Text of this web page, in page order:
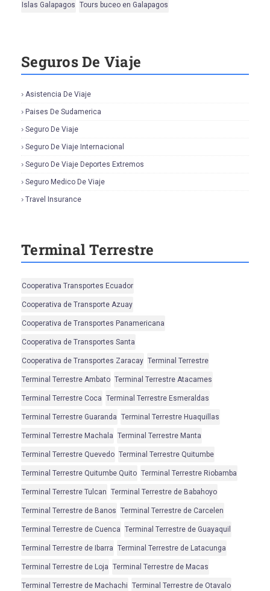
Islas Galapagos Tours buceo en Galapagos
Seguros De Viaje
Asistencia De Viaje
Paises De Sudamerica
Seguro De Viaje
Seguro De Viaje Internacional
Seguro De Viaje Deportes Extremos
Seguro Medico De Viaje
Travel Insurance
Terminal Terrestre
Cooperativa Transportes Ecuador
Cooperativa de Transporte Azuay
Cooperativa de Transportes Panamericana
Cooperativa de Transportes Santa
Cooperativa de Transportes Zaracay Terminal Terrestre
Terminal Terrestre Ambato Terminal Terrestre Atacames
Terminal Terrestre Coca Terminal Terrestre Esmeraldas
Terminal Terrestre Guaranda Terminal Terrestre Huaquillas
Terminal Terrestre Machala Terminal Terrestre Manta
Terminal Terrestre Quevedo Terminal Terrestre Quitumbe
Terminal Terrestre Quitumbe Quito Terminal Terrestre Riobamba
Terminal Terrestre Tulcan Terminal Terrestre de Babahoyo
Terminal Terrestre de Banos Terminal Terrestre de Carcelen
Terminal Terrestre de Cuenca Terminal Terrestre de Guayaquil
Terminal Terrestre de Ibarra Terminal Terrestre de Latacunga
Terminal Terrestre de Loja Terminal Terrestre de Macas
Terminal Terrestre de Machachi Terminal Terrestre de Otavalo